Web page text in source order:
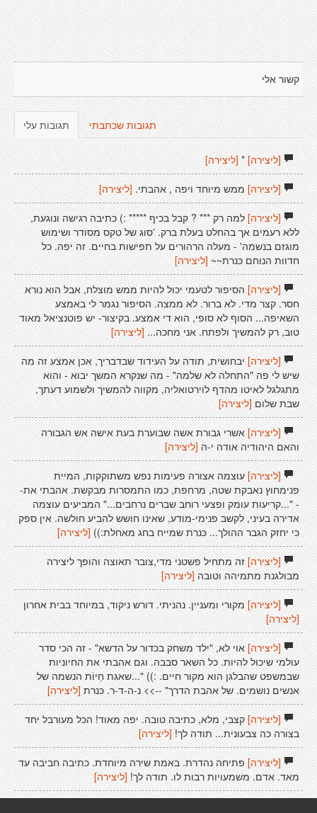
קשור אלי
תגובות עלי תגובות שכתבתי
[ליצירה]* [ליצירה]
[ליצירה]ממש מיוחד ויפה , אהבתי. [ליצירה]
[ליצירה]למה רק *** ? קבל בכיף ***** :) כתיבה רגישה ונוגעת,
ללא רעמים אך בהחלט בעלת ברק. 'סוג של טקס מסודר ושימוש
מוגזם בנשמה' - מעלה הרהורים על תפישות בחיים. זה יפה. כל
חדוות הנוחם כּנרת~~[ליצירה]
[ליצירה]הסיפור לטעמי יכול להיות ממש מוצלח, אבל הוא נורא
חסר. קצר מדי. לא ברור. לא ממצה. הסיפור נגמר לי באמצע
השאיפה... הסוף לא סופי, הוא די אמצע. בקיצור- יש פוטנציאל מאוד
טוב, רק להמשיך ולפתח. אני מחכה...[ליצירה]
[ליצירה]יבחושית, תודה על העידוד שבדבריך, אכן אמצע זה מה
שיש לי פה "התחלה לא שלמה" - מה שנקרא המשך יבוא - והוא
מתגלגל לאיטו מהדף לוירטואליה, מקווה להמשיך ולשמוע דעתך,
שבת שלום [ליצירה]
[ליצירה]אשרי גבורת אשה שבוערת בעת אישה אש הגבורה
והאם היהודיה אודה י-ה [ליצירה]
[ליצירה]עוצמה אצורה פעימות נפש משתוקקות, המיית
פנימחוץ נאבקת שטה, מרחפת, כמו התמסרות מבקשת. אהבתי את-
- "...קריעות עומק ופצעי רוחב שברים נרחבים..." המביעים עוצמה
אדירה בעיני, לקשב פנימי-מודע, שאינו חושש להביע חולשה. אין ספק
כי יחזק הגבר ההולך... כּנרת שמייח בחג מאחלת:))[ליצירה]
[ליצירה]זה מתחיל פשטני מדי,צובר תאוצה והופך ליצירה
מבולגנת מתמיהה וטובה[ליצירה]
[ליצירה]מקורי ומעניין. נהניתי. דורש ניקוד, במיוחד בבית אחרון
[ליצירה]
[ליצירה]אוי לא, "ילד משחק בכדור על הדשא" - זה הכי סדר
עולמי שיכול להיות. כל השאר סבבה. וגם אהבתי את החיוניות
שבמשפט שהבלגן הוא מקור חיים. :)) "...שאגת חַיוֹת הנשמה של
אנשים נושמים. של אהבת הדרך" -->> נ-ה-ד-ר. כּנרת[ליצירה]
[ליצירה]קצבי, מלא, כתיבה טובה. יפה מאוד! הכל מעורבל יחד
בצורה כה צבעונית... תודה לך! [ליצירה]
[ליצירה]פתיחה נהדרת. באמת שירה מיוחדת. כתיבה חביבה עד
מאד. אדם. משמעויות רבות לו. תודה לך! [ליצירה]